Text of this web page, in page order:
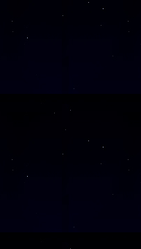
Wochentag
SAMSTAG
SAMSTAG
SAMSTAG